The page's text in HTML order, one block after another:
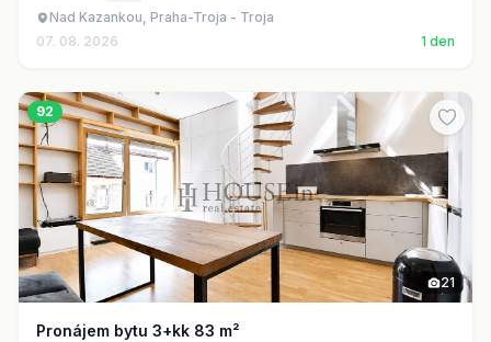
Nad Kazankou, Praha-Troja - Troja
07. 08. 2026
1 den
92
21
Pronájem bytu 3+kk 83 m²